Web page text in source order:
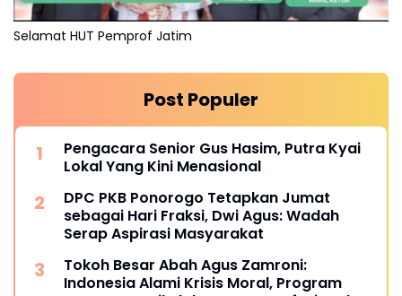
Selamat HUT Pemprof Jatim
Post Populer
Pengacara Senior Gus Hasim, Putra Kyai
Lokal Yang Kini Menasional
DPC PKB Ponorogo Tetapkan Jumat
sebagai Hari Fraksi, Dwi Agus: Wadah
Serap Aspirasi Masyarakat
Tokoh Besar Abah Agus Zamroni:
Indonesia Alami Krisis Moral, Program